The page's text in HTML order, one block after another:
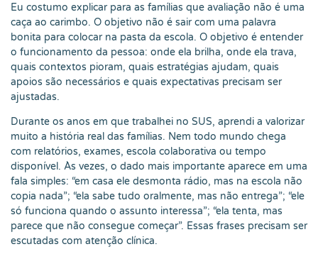
Eu costumo explicar para as famílias que avaliação não é uma
caça ao carimbo. O objetivo não é sair com uma palavra
bonita para colocar na pasta da escola. O objetivo é entender
o funcionamento da pessoa: onde ela brilha, onde ela trava,
quais contextos pioram, quais estratégias ajudam, quais
apoios são necessários e quais expectativas precisam ser
ajustadas.
Durante os anos em que trabalhei no SUS, aprendi a valorizar
muito a história real das famílias. Nem todo mundo chega
com relatórios, exames, escola colaborativa ou tempo
disponível. Às vezes, o dado mais importante aparece em uma
fala simples: “em casa ele desmonta rádio, mas na escola não
copia nada”; “ela sabe tudo oralmente, mas não entrega”; “ele
só funciona quando o assunto interessa”; “ela tenta, mas
parece que não consegue começar”. Essas frases precisam ser
escutadas com atenção clínica.